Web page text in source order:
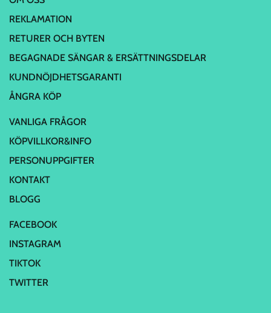
REKLAMATION
RETURER OCH BYTEN
BEGAGNADE SÄNGAR & ERSÄTTNINGSDELAR
KUNDNÖJDHETSGARANTI
ÅNGRA KÖP
VANLIGA FRÅGOR
KÖPVILLKOR&INFO
PERSONUPPGIFTER
KONTAKT
BLOGG
FACEBOOK
INSTAGRAM
TIKTOK
TWITTER